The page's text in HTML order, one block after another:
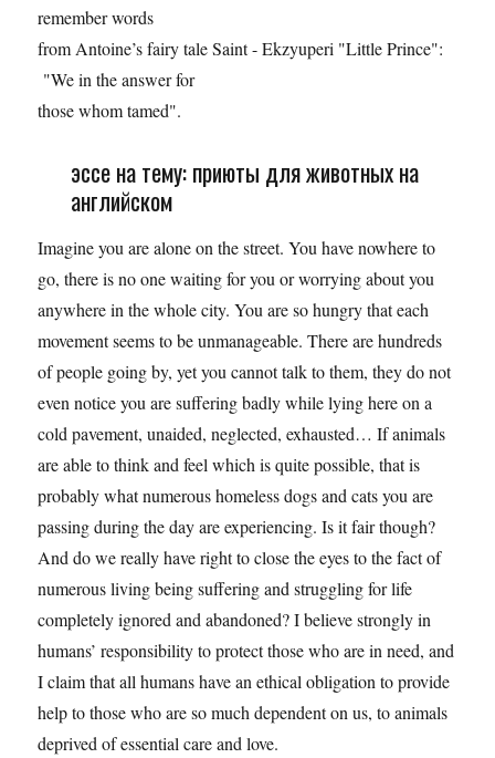
remember words
from Antoine’s fairy tale Saint - Ekzyuperi "Little Prince":
"We in the answer for
those whom tamed".
эссе на тему: приюты для животных на
английском
Imagine you are alone on the street. You have nowhere to
go, there is no one waiting for you or worrying about you
anywhere in the whole city. You are so hungry that each
movement seems to be unmanageable. There are hundreds
of people going by, yet you cannot talk to them, they do not
even notice you are suffering badly while lying here on a
cold pavement, unaided, neglected, exhausted… If animals
are able to think and feel which is quite possible, that is
probably what numerous homeless dogs and cats you are
passing during the day are experiencing. Is it fair though?
And do we really have right to close the eyes to the fact of
numerous living being suffering and struggling for life
completely ignored and abandoned? I believe strongly in
humans’ responsibility to protect those who are in need, and
I claim that all humans have an ethical obligation to provide
help to those who are so much dependent on us, to animals
deprived of essential care and love.